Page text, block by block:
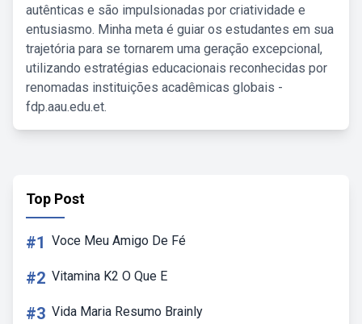
autênticas e são impulsionadas por criatividade e
entusiasmo. Minha meta é guiar os estudantes em sua
trajetória para se tornarem uma geração excepcional,
utilizando estratégias educacionais reconhecidas por
renomadas instituições acadêmicas globais -
fdp.aau.edu.et.
Top Post
#1 Voce Meu Amigo De Fé
#2 Vitamina K2 O Que E
#3 Vida Maria Resumo Brainly